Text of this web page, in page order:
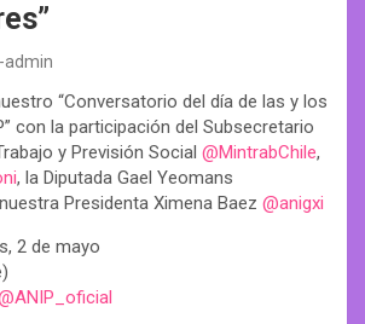
admin
“Conversatorio del día de las y los
con la participación del Subsecretario
y Previsión Social @MintrabChile,
, la Diputada Gael Yeomans
Presidenta Ximena Baez @anigxi
2 de mayo